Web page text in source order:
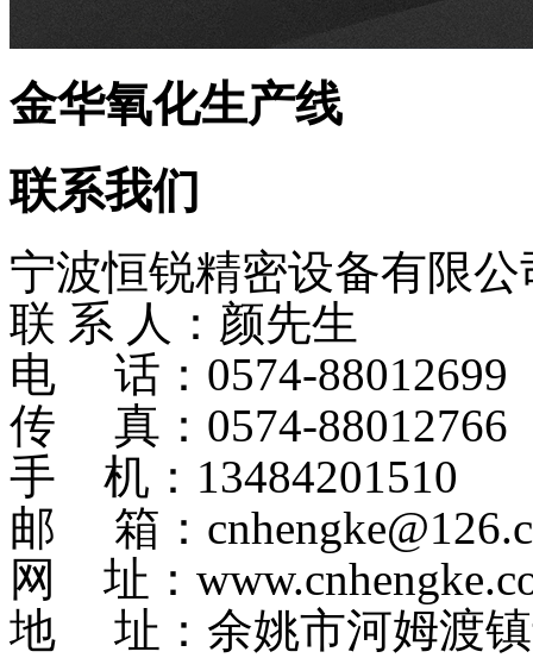
金华氧化生产线
联系我们
宁波恒锐精密设备有限公
联 系 人：颜先生
电 话：0574-88012699
传 真：0574-88012766
手 机：13484201510
邮 箱：
网 址：
地 址：余姚市河姆渡镇